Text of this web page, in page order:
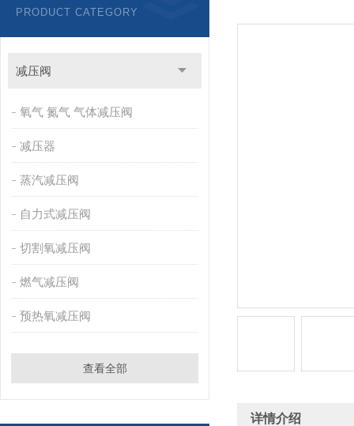
PRODUCT CATEGORY
减压阀
氧气 氮气 气体减压阀
减压器
蒸汽减压阀
自力式减压阀
切割氧减压阀
燃气减压阀
预热氧减压阀
查看全部
详情介绍